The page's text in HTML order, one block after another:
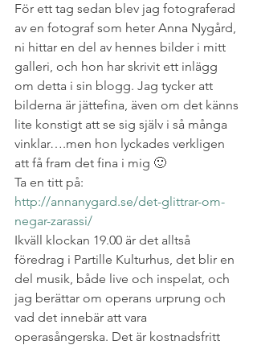
För ett tag sedan blev jag fotograferad
av en fotograf som heter Anna Nygård,
ni hittar en del av hennes bilder i mitt
galleri, och hon har skrivit ett inlägg
om detta i sin blogg. Jag tycker att
bilderna är jättefina, även om det känns
lite konstigt att se sig själv i så många
vinklar….men hon lyckades verkligen
att få fram det fina i mig 🙂
Ta en titt på:
http://annanygard.se/det-glittrar-om-
negar-zarassi/
Ikväll klockan 19.00 är det alltså
föredrag i Partille Kulturhus, det blir en
del musik, både live och inspelat, och
jag berättar om operans urprung och
vad det innebär att vara
operasångerska. Det är kostnadsfritt